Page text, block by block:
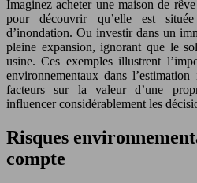
Imaginez acheter une maison de
pour découvrir qu’elle est
d’inondation. Ou investir dans un
pleine expansion, ignorant que le
usine. Ces exemples illustrent
environnementaux dans
facteurs sur la valeur d’une
influencer considérablement les
Risques
compte